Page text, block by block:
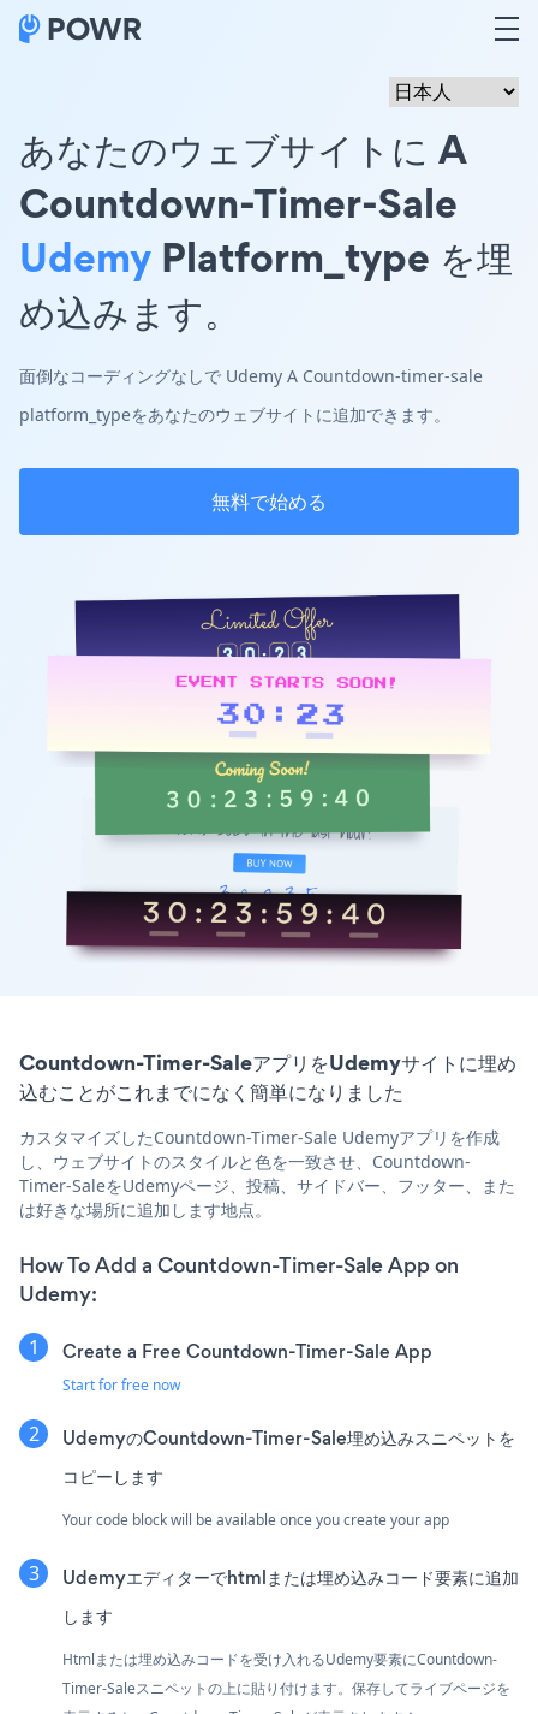
あなたのウェブサイトに A
Countdown-Timer-Sale
Udemy Platform_type を埋
め込みます。
面倒なコーディングなしで Udemy A Countdown-timer-sale
platform_typeをあなたのウェブサイトに追加できます。
無料で始める
Countdown-Timer-SaleアプリをUdemyサイトに埋め
込むことがこれまでになく簡単になりました
カスタマイズしたCountdown-Timer-Sale Udemyアプリを作成
し、ウェブサイトのスタイルと色を一致させ、Countdown-
Timer-SaleをUdemyページ、投稿、サイドバー、フッター、また
は好きな場所に追加します地点。
How To Add a Countdown-Timer-Sale App on
Udemy:
Create a Free Countdown-Timer-Sale App
Start for free now
UdemyのCountdown-Timer-Sale埋め込みスニペットを
コピーします
Your code block will be available once you create your app
Udemyエディターでhtmlまたは埋め込みコード要素に追加
します
Htmlまたは埋め込みコードを受け入れるUdemy要素にCountdown-
Timer-Saleスニペットの上に貼り付けます。保存してライブページを